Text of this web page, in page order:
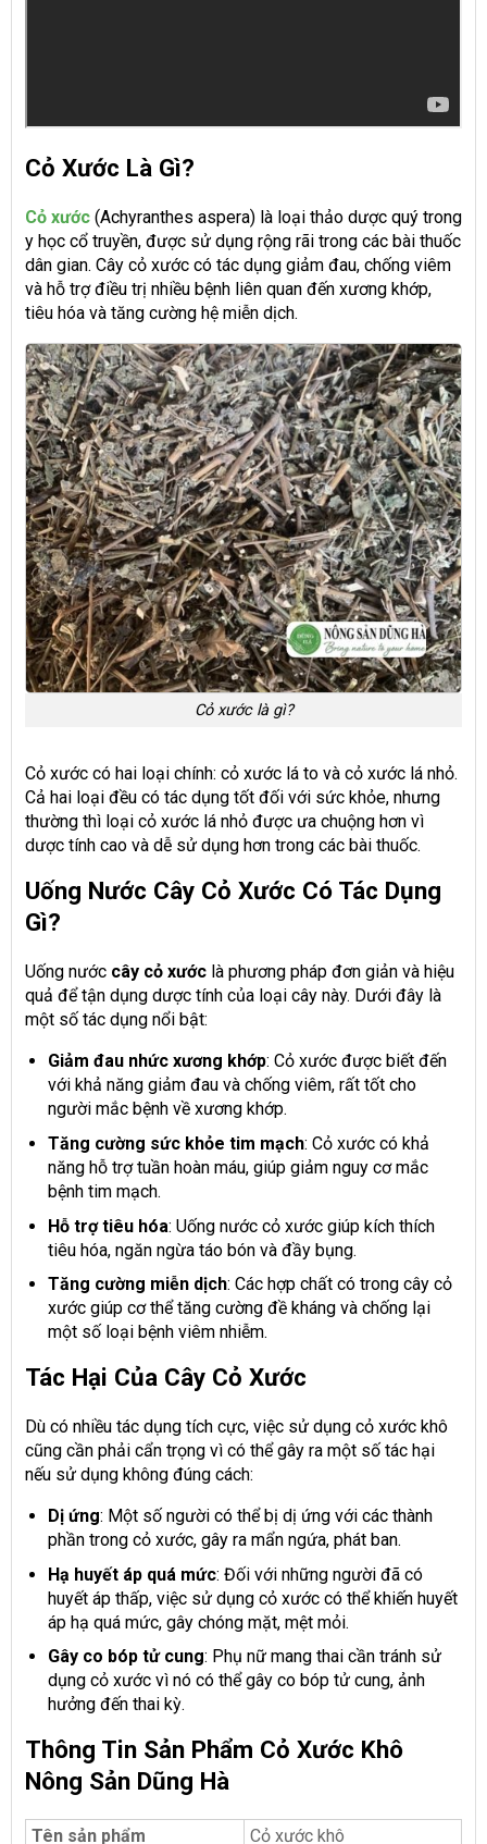
Cỏ Xước Là Gì?
Cỏ xước (Achyranthes aspera) là loại thảo dược quý trong
y học cổ truyền, được sử dụng rộng rãi trong các bài thuốc
dân gian. Cây cỏ xước có tác dụng giảm đau, chống viêm
và hỗ trợ điều trị nhiều bệnh liên quan đến xương khớp,
tiêu hóa và tăng cường hệ miễn dịch.
Cỏ xước là gì?
Cỏ xước có hai loại chính: cỏ xước lá to và cỏ xước lá nhỏ.
Cả hai loại đều có tác dụng tốt đối với sức khỏe, nhưng
thường thì loại cỏ xước lá nhỏ được ưa chuộng hơn vì
dược tính cao và dễ sử dụng hơn trong các bài thuốc.
Uống Nước Cây Cỏ Xước Có Tác Dụng
Gì?
Uống nước cây cỏ xước là phương pháp đơn giản và hiệu
quả để tận dụng dược tính của loại cây này. Dưới đây là
một số tác dụng nổi bật:
Giảm đau nhức xương khớp: Cỏ xước được biết đến
với khả năng giảm đau và chống viêm, rất tốt cho
người mắc bệnh về xương khớp.
Tăng cường sức khỏe tim mạch: Cỏ xước có khả
năng hỗ trợ tuần hoàn máu, giúp giảm nguy cơ mắc
bệnh tim mạch.
Hỗ trợ tiêu hóa: Uống nước cỏ xước giúp kích thích
tiêu hóa, ngăn ngừa táo bón và đầy bụng.
Tăng cường miễn dịch: Các hợp chất có trong cây cỏ
xước giúp cơ thể tăng cường đề kháng và chống lại
một số loại bệnh viêm nhiễm.
Tác Hại Của Cây Cỏ Xước
Dù có nhiều tác dụng tích cực, việc sử dụng cỏ xước khô
cũng cần phải cẩn trọng vì có thể gây ra một số tác hại
nếu sử dụng không đúng cách:
Dị ứng: Một số người có thể bị dị ứng với các thành
phần trong cỏ xước, gây ra mẩn ngứa, phát ban.
Hạ huyết áp quá mức: Đối với những người đã có
huyết áp thấp, việc sử dụng cỏ xước có thể khiến huyết
áp hạ quá mức, gây chóng mặt, mệt mỏi.
Gây co bóp tử cung: Phụ nữ mang thai cần tránh sử
dụng cỏ xước vì nó có thể gây co bóp tử cung, ảnh
hưởng đến thai kỳ.
Thông Tin Sản Phẩm Cỏ Xước Khô
Nông Sản Dũng Hà
Tên sản phẩm Cỏ xước khô